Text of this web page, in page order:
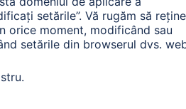
Marca compatibilă